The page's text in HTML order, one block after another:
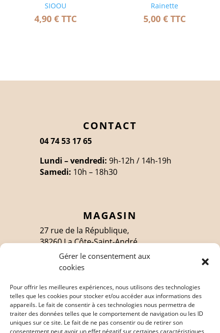
Gérer le consentement aux
cookies
Pour offrir les meilleures expériences, nous utilisons des technologies
telles que les cookies pour stocker et/ou accéder aux informations des
appareils. Le fait de consentir à ces technologies nous permettra de
traiter des données telles que le comportement de navigation ou les ID
uniques sur ce site. Le fait de ne pas consentir ou de retirer son
consentement peut avoir un effet négatif sur certaines caractéristiques
SIOOU
4,90 € TTC
Rainette
5,00€ TTC
CONTACT
04 74 53 17 65
Lundi – vendredi: 9h-12h / 14h-19h
Samedi: 10h – 18h30
MAGASIN
27 rue de la République,
38260 La Côte-Saint-André
SUIVEZ-MOI
EN SAVOIR PLUS